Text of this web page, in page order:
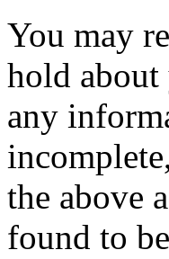
You may
hold
any
the above
found to